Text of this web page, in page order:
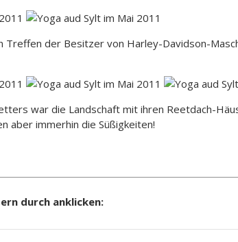
Treffen der Besitzer von Harley-Davidson-
war die Landschaft mit ihren Reetdach-
aber immerhin die Süßigkeiten!
durch anklicken: